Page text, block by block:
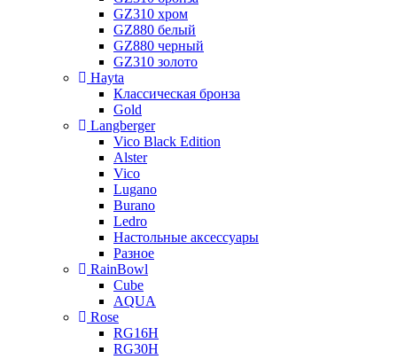
GZ310 хром
GZ880 белый
GZ880 черный
GZ310 золото
Hayta
Классическая бронза
Gold
Langberger
Vico Black Edition
Alster
Vico
Lugano
Burano
Ledro
Настольные аксессуары
Разное
RainBowl
Cube
AQUA
Rose
RG16H
RG30H